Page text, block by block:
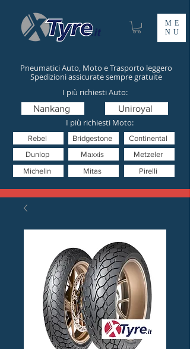
ME
NU
Pneumatici Auto, Moto e Trasporto leggero
Spedizioni assicurate sempre gratuite
I più richiesti Moto:
Mitas
Nankang
Pirelli
Uniroyal
Metzeler
Dunlop
Bridgestone Continental
Michelin
Rebel
I più richiesti Auto:
Maxxis